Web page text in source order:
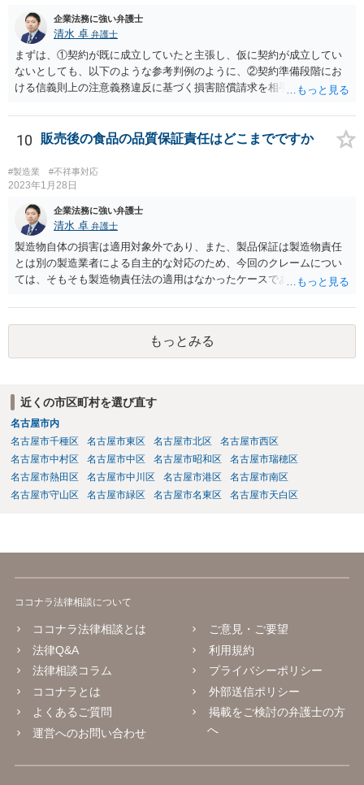
企業法務に強い弁護士
清水 卓 弁護士
まずは、①契約が既に成立していたと主張し、仮に契約が成立してい
ないとしても、以下のような参考判例のように、②契約準備段階にお
ける信義則上の注意義務違反に基づく損害賠償請求を相手会社にして
旨】 https://www.courts.go.jp/app/hanrei_jp/detail2?id=34183 「ＸがＡ
の意向を受けて開発，製造したゲーム機を順次ＸからＹ，ＹからＡに
継続的に販売する旨の契約が，締結の直前にＡが突然ゲーム機の改良
要求をしたことによって締結に至らなかった場合において，Ｙが，開
発等の続行に難色を示すＸに対し，Ａから具体的な発注を受けていな
り，具体的な発注内容を記載した発注書及び条件提示書を交付するな
どし，ゲーム機の売買契約が確実に締結されるとの過大な期待を抱か
せてゲーム機の開発，製造に至らせたなど判示の事情の下では，Ｙ
は，Ｘに対する契約準備段階における信義則上の注意義務に違反した
ものとして，これによりＸに生じた損害を賠償する責任を負う。」
10 販売後の食品の品質保証責任はどこまでですか
#製造業 #不祥事対応
2023年1月28日
企業法務に強い弁護士
清水 卓 弁護士
製造物自体の損害は適用対象外であり、また、製品保証は製造物責任
とは別の製造業者による自主的な対応のため、今回のクレームについ
ては、そもそも製造物責任法の適用はなかったケースである可能性が
行為責任、契約不適合責任、債務不履行責任等の問題が生じる可能性
が、ありますが、そのためには、被害者側で加害者の過失や品質の契
約不適合等を立証する必要があります。 今回のケースのように、販
売（11月）からクレーム（翌年1月中旬）までの間に２ヶ月程度の期間
い状態であり、果たしてお客様側で貴社の過失や商品の品質の契約不
適合を立証できたのか疑義があるように思います。 貴社は、製造及
び通販等での販売をなされているようであり、購入するお客様（消費
者）の層•範囲も県内に留まらない全国規模の可能性もあるのではない
かとご推察致します。 今後、同様•類似のケースやさらなるハードケ
ースが生じる可能性に備え、①法務体制の整備•拡充（顧問弁護士の導
もっとみる
近くの市区町村を選び直す
名古屋市内
名古屋市千種区
名古屋市東区 名古屋市北区
名古屋市西区
名古屋市中村区
名古屋市中区 名古屋市昭和区
名古屋市瑞穂区
名古屋市熱田区
名古屋市中川区 名古屋市港区
名古屋市南区
名古屋市守山区
名古屋市緑区 名古屋市名東区 名古屋市天白区
ココナラ法律相談について
ココナラ法律相談とは
法律Q&A
法律相談コラム
ココナラとは
よくあるご質問
運営へのお問い合わせ
ご意見・ご要望
利用規約
プライバシーポリシー
外部送信ポリシー
掲載をご検討の弁護士の方
へ